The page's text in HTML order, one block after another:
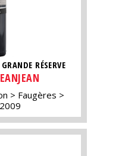
RÉSERVE
Faugères
2009